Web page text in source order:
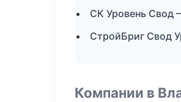
СК Уровень Свод
СтройБриг Свод
Компании в